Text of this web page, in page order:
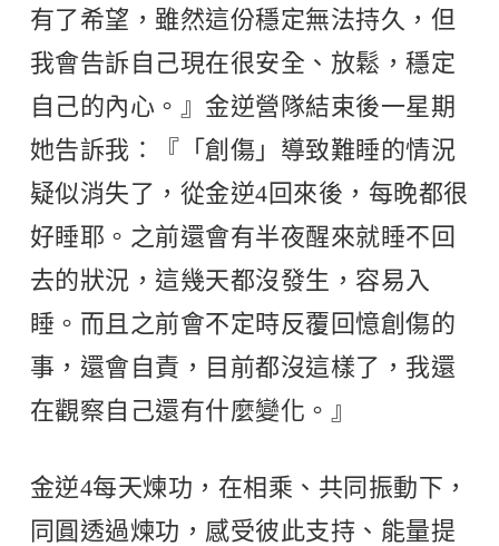
有了希望，雖然這份穩定無法持久，但
我會告訴自己現在很安全、放鬆，穩定
自己的內心。』金逆營隊結束後一星期
她告訴我∶『「創傷」導致難睡的情況
疑似消失了，從金逆4回來後，每晚都很
好睡耶。之前還會有半夜醒來就睡不回
去的狀況，這幾天都沒發生，容易入
睡。而且之前會不定時反覆回憶創傷的
事，還會自責，目前都沒這樣了，我還
在觀察自己還有什麼變化。』
金逆4每天煉功，在相乘、共同振動下，
同圓透過煉功，感受彼此支持、能量提